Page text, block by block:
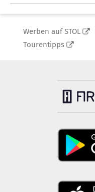
Werben auf STOL
Tourentipps